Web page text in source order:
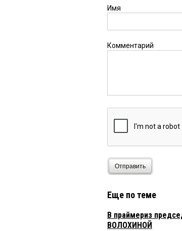
Имя
Комментарий
Отправить
Еще по теме
В праймериз
ВОЛОХИНОЙ